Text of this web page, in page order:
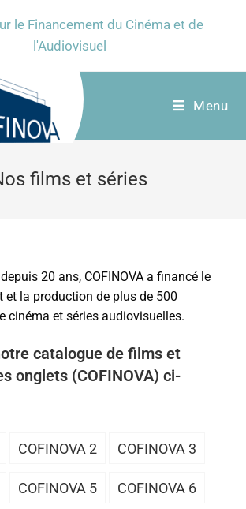
le Financement du Cinéma et de
l'Audiovisuel
Menu
films et séries
20 ans, COFINOVA a financé le
et la production de plus de 500
cinéma et séries audiovisuelles.
catalogue de films et
onglets (COFINOVA) ci-
COFINOVA 2 COFINOVA 3
COFINOVA 5 COFINOVA 6